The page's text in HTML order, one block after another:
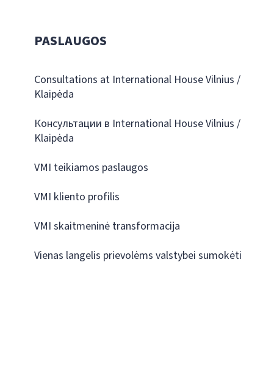
PASLAUGOS
Consultations at International House Vilnius /
Klaipėda
Консультации в International House Vilnius /
Klaipėda
VMI teikiamos paslaugos
VMI kliento profilis
VMI skaitmeninė transformacija
Vienas langelis prievolėms valstybei sumokėti